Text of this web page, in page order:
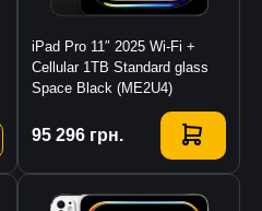
iPad Pro 11″ 2025 Wi-Fi +
Cellular 1TB Standard glass
Space Black (ME2U4)
95 296 грн.
Купити